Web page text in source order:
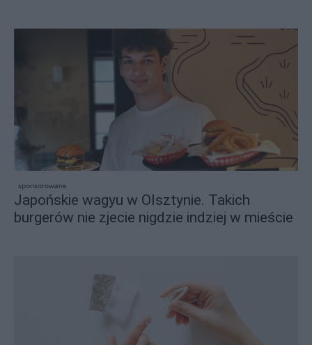
sponsorowane
Japońskie wagyu w Olsztynie. Takich
burgerów nie zjecie nigdzie indziej w mieście